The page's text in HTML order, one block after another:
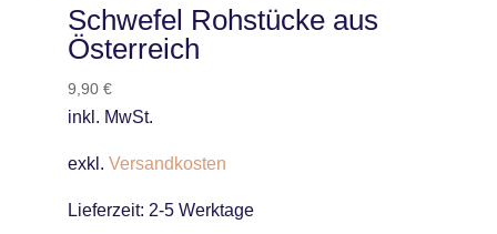
Schwefel Rohstücke aus
Österreich
9,90 €
inkl. MwSt.
exkl. Versandkosten
Lieferzeit: 2-5 Werktage